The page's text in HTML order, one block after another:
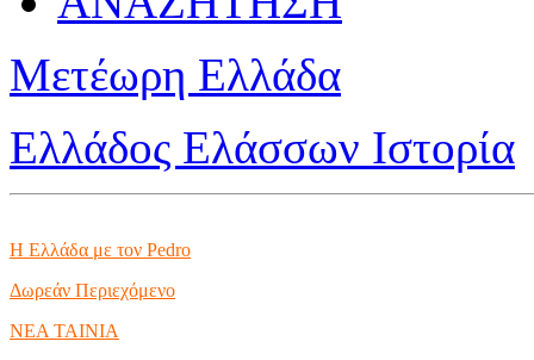
Μετέωρη Ελλάδα
Ελλάδος Ελάσσων Ιστορία
Η Ελλάδα με τον Pedro
Δωρεάν Περιεχόμενο
NEA TAINIA